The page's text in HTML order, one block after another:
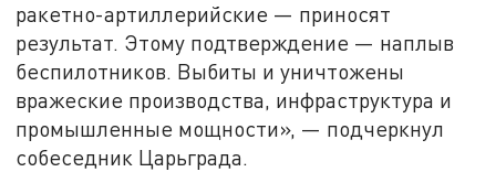
ракетно-артиллерийские — приносят
результат. Этому подтверждение — наплыв
беспилотников. Выбиты и уничтожены
вражеские производства, инфраструктура и
промышленные мощности», — подчеркнул
собеседник Царьграда.